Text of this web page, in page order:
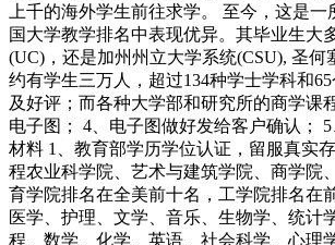
上千的海外学生前往求学。 至今，这是
国大学教学排名中表现优异。其毕业生
(UC)，还是加州州立大学系统(CSU), 圣
约有学生三万人，超过134种学士学科和
及好评；而各种大学部和研究所的商学课
电子图； 4、电子图做好发给客户确认；
材料 1、教育部学历学位认证，留服真实
程农业科学院、艺术与建筑学院、商学院
育学院排名在全美前十名，工学院排名在
医学、护理、文学、音乐、生物学、统
程、数学、化学、英语、社会科学、心理